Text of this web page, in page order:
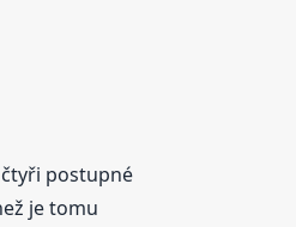
čtyři postupné
je tomu